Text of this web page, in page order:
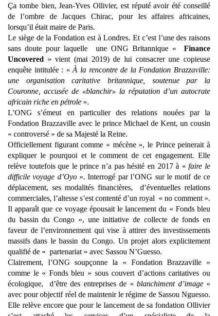
Ça tombe bien, Jean-Yves Ollivier, est réputé avoir été conseillé
de l’ombre de Jacques Chirac, pour les affaires africaines,
lorsqu’il était maire de Paris.
Le siège de la Fondation est à Londres. Et c’est l’une des raisons
sans doute pour laquelle une ONG Britannique « Finance
Uncovered » vient (mai 2019) de lui consacrer une copieuse
enquête intitulée : «À la rencontre de la Fondation Brazzaville:
une organisation caritative britannique, soutenue par la
Couronne, accusée de «blanchir» la réputation d’un autocrate
africain riche en pétrole ».
L’ONG s’émeut en particulier des relations nouées par la
Fondation Brazzaville avec le prince Michael de Kent, un cousin
« controversé » de sa Majesté la Reine.
Officiellement figurant comme « mécène », le Prince peinerait à
expliquer le pourquoi et le comment de cet engagement. Elle
relève toutefois que le prince n’a pas hésité en 2017 à «faire le
difficile voyage d’Oyo ». Interrogé par l’ONG sur le motif de ce
déplacement, ses modalités financières, d’éventuelles relations
commerciales, l’altesse s’est contenté d’un royal « no comment ».
Il apparaît que ce voyage épousait le lancement du « Fonds bleu
du bassin du Congo », une initiative de collecte de fonds en
faveur de l’environnement qui vise à attirer des investissements
massifs dans le bassin du Congo. Un projet alors explicitement
qualifié de « partenariat » avec Sassou N’Guesso.
Clairement, l’ONG soupçonne la « Fondation Brazzaville »
comme le « Fonds bleu » sous couvert d’actions caritatives ou
écologique, d’être des entreprises de «blanchiment d’image »
avec pour objectif réel de maintenir le régime de Sassou Nguesso.
Elle relève encore que pour le lancement de sa fondation Ollivier